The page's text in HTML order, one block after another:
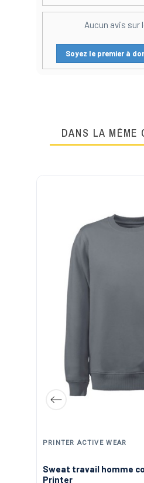
Aucun avis sur
Soyez le premier à
DANS LA MÊME
PRINTER ACTIVE WEAR
Sweat travail homme
Printer